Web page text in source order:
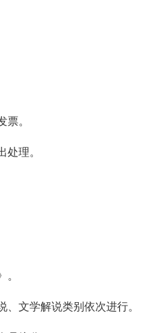
票。
处理。
。
文学解说类别依次进行。